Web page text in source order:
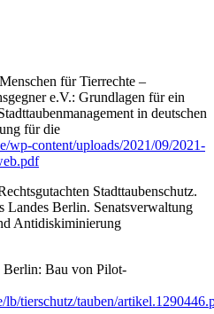
für Tierrechte –
e.V.: Grundlagen für ein
in deutschen
für die
wp-content/uploads/2021/09/2021-
Stadttaubenschutz.
Landes Berlin. Senatsverwaltung
Antidiskiminierung
Berlin: Bau von Pilot-
tierschutz/tauben/